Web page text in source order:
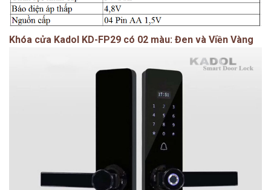
Khóa cửa Kadol KD-FP29 có 02 màu: Đen và Viền Vàng